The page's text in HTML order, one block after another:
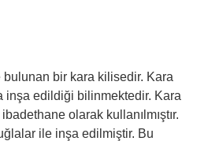
bir kara kilisedir. Kara
inşa edildiği bilinmektedir. Kara
olarak kullanılmıştır.
ile inşa edilmiştir. Bu